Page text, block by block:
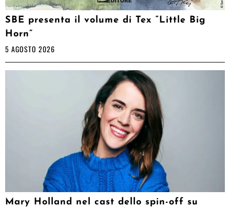
SBE presenta il volume di Tex “Little Big
Horn”
5 AGOSTO 2026
Mary Holland nel cast dello spin-off su